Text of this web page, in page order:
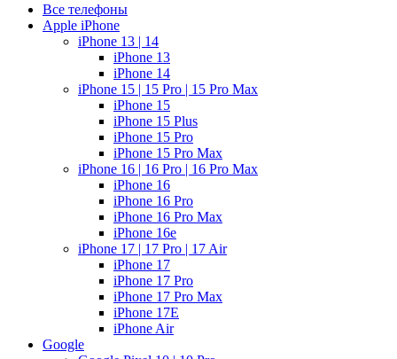
Все телефоны
Apple iPhone
iPhone 13 | 14
iPhone 13
iPhone 14
iPhone 15 | 15 Pro | 15 Pro Max
iPhone 15
iPhone 15 Plus
iPhone 15 Pro
iPhone 15 Pro Max
iPhone 16 | 16 Pro | 16 Pro Max
iPhone 16
iPhone 16 Pro
iPhone 16 Pro Max
iPhone 16e
iPhone 17 | 17 Pro | 17 Air
iPhone 17
iPhone 17 Pro
iPhone 17 Pro Max
iPhone 17E
iPhone Air
Google